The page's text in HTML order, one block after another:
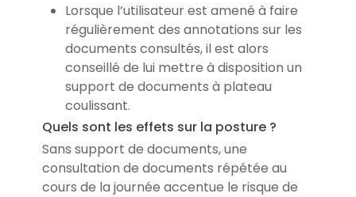
Lorsque l’utilisateur est amené à faire
régulièrement des annotations sur les
documents consultés, il est alors
conseillé de lui mettre à disposition un
support de documents à plateau
coulissant.
Quels sont les effets sur la posture ?
Sans support de documents, une
consultation de documents répétée au
cours de la journée accentue le risque de